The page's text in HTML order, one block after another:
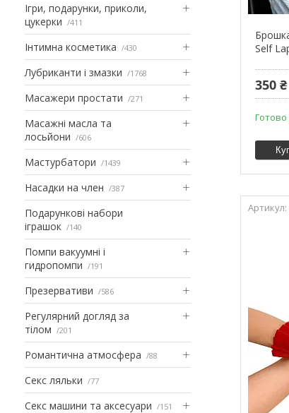
Ігри, подарунки, приколи,
цукерки
411
Інтимна косметика 430
Лубриканти і змазки 1768
Масажери простати 271
Масажні масла та
лосьйони
606
Мастурбатори 1439
Насадки на член 387
Подарункові набори
іграшок
140
Помпи вакуумні і
гидропомпи
191
Презервативи 586
Регулярний догляд за
тілом
201
Романтична атмосфера 88
Секс ляльки 77
Секс машини та аксесуари 151
Self
350 ₴
Готово